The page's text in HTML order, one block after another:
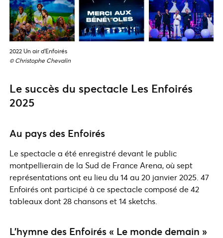
2022 Un air d’Enfoirés
© Christophe Chevalin
Le succès du spectacle Les Enfoirés
2025
Au pays des Enfoirés
Le spectacle a été enregistré devant le public
montpellierain de la Sud de France Arena, où sept
représentations ont eu lieu du 14 au 20 janvier 2025. 47
Enfoirés ont participé à ce spectacle composé de 42
tableaux dont 28 chansons et 14 sketchs.
L’hymne des Enfoirés « Le monde demain »